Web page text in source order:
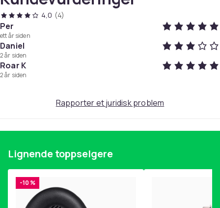
Størrelse: 3,3x3,3x0,8 cm
Kompatibel med alle mobiler
Slik gjør du det:
1. Fest jernplatene til telefonen.
2. Fjern det dobbeltsidige klistremerket på holderen.
Pakken inkluderer:
2 x jernplater
Farge
Black
Vekt, gram
25
Artikkel nr.
4,0 (4)
Per
ett år siden
Daniel
2 år siden
Roar K
2 år siden
Rapporter et juridisk problem
Lignende toppselgere
-10 %